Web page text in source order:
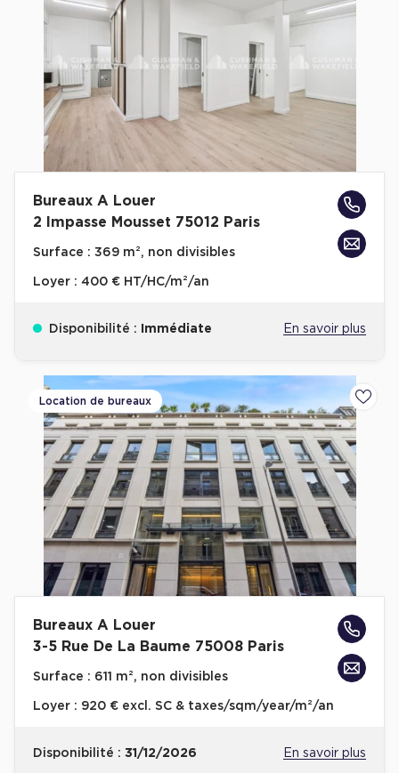
Bureaux A Louer
2 Impasse Mousset 75012 Paris
Surface : 369 m², non divisibles
Loyer : 400 € HT/HC/m²/an
Disponibilité : Immédiate En savoir plus
Location de bureaux
Bureaux A Louer
3-5 Rue De La Baume 75008 Paris
Surface : 611 m², non divisibles
Loyer : 920 € excl. SC & taxes/sqm/year/m²/an
Disponibilité : 31/12/2026 En savoir plus